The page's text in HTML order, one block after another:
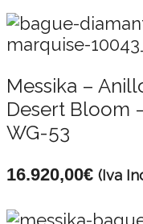
Messika –
Desert Bloom
WG-53
16.920,00€ (Iva